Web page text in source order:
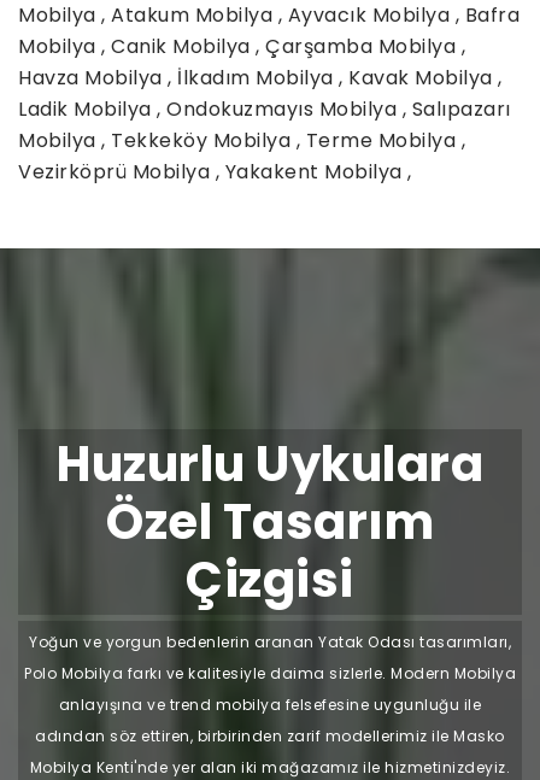
Mobilya , Atakum Mobilya , Ayvacık Mobilya , Bafra
Mobilya , Canik Mobilya , Çarşamba Mobilya ,
Havza Mobilya , İlkadım Mobilya , Kavak Mobilya ,
Ladik Mobilya , Ondokuzmayıs Mobilya , Salıpazarı
Mobilya , Tekkeköy Mobilya , Terme Mobilya ,
Vezirköprü Mobilya , Yakakent Mobilya ,
Huzurlu Uykulara
Özel Tasarım
Çizgisi
Yoğun ve yorgun bedenlerin aranan Yatak Odası tasarımları,
Polo Mobilya farkı ve kalitesiyle daima sizlerle. Modern Mobilya
anlayışına ve trend mobilya felsefesine uygunluğu ile
adından söz ettiren, birbirinden zarif modellerimiz ile Masko
Mobilya Kenti'nde yer alan iki mağazamız ile hizmetinizdeyiz.